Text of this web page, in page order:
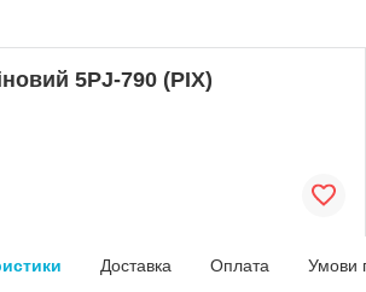
5PJ-790 (PIX)
Доставка Оплата Умови